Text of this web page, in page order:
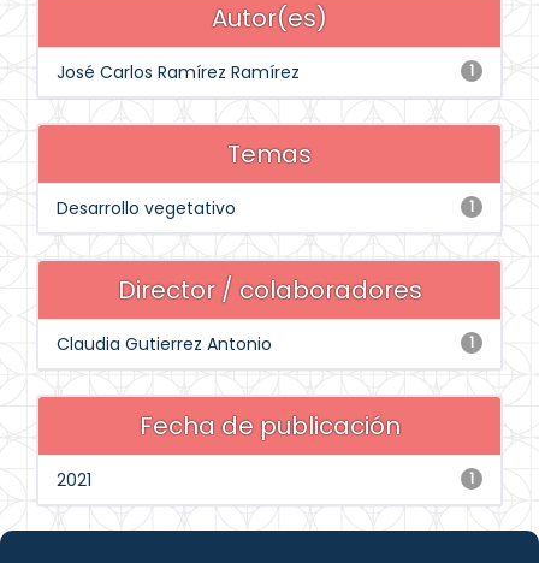
Autor(es)
1
José Carlos Ramírez Ramírez
Temas
1
Desarrollo vegetativo
Director / colaboradores
1
Claudia Gutierrez Antonio
Fecha de publicación
1
2021